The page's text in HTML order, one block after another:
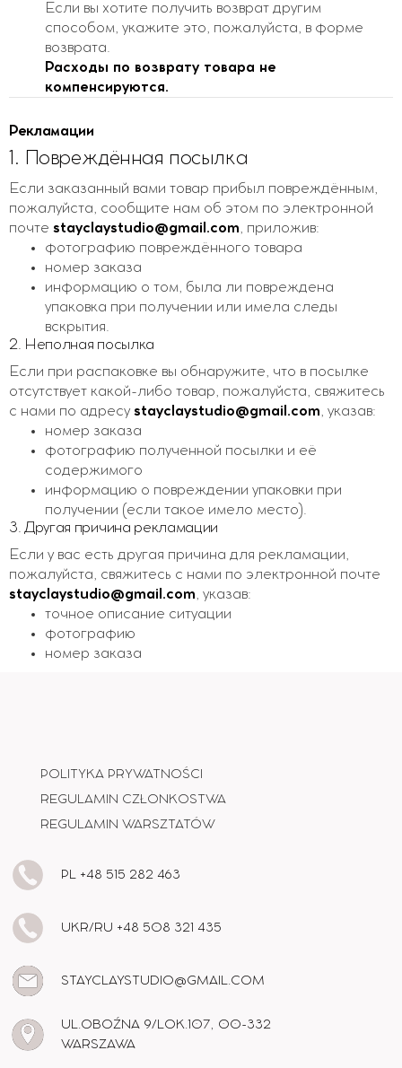
Если вы хотите получить возврат другим
способом, укажите это, пожалуйста, в форме
возврата.
Расходы по возврату товара не
компенсируются.
Рекламации
1. Повреждённая посылка
Если заказанный вами товар прибыл повреждённым,
пожалуйста, сообщите нам об этом по электронной
почте stayclaystudio@gmail.com, приложив:
фотографию повреждённого товара
номер заказа
информацию о том, была ли повреждена
упаковка при получении или имела следы
вскрытия.
2. Неполная посылка
Если при распаковке вы обнаружите, что в посылке
отсутствует какой-либо товар, пожалуйста, свяжитесь
с нами по адресу stayclaystudio@gmail.com, указав:
номер заказа
фотографию полученной посылки и её
содержимого
информацию о повреждении упаковки при
получении (если такое имело место).
3. Другая причина рекламации
Если у вас есть другая причина для рекламации,
пожалуйста, свяжитесь с нами по электронной почте
stayclaystudio@gmail.com, указав:
точное описание ситуации
фотографию
номер заказа
POLITYKA PRYWATNOŚCI
REGULAMIN CZŁONKOSTWA
REGULAMIN WARSZTATÓW
PL +48 515 282 463
UKR/RU +48 508 321 435
STAYCLAYSTUDIO@GMAIL.COM
UL.OBOŹNA 9/LOK.107, 00-332
WARSZAWA